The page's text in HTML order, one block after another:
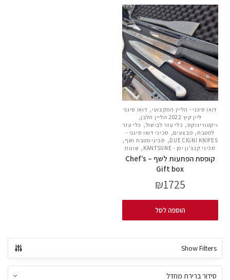
דואו סיגני - הליין המקצועי , דואו סיגני
ליין קיץ 2022 הליין הלבן
,
ויקטורינוקס , כלי עזר לבישול, כלי עזר
למטבח , מבצעים, סכיני דואו סיגני -
DUE CIGNI KNIFES
, סכיני מטבח ושף ,
סכיני קנצ'ון יפן - KANTSUNE , שונות
קופסת הפתעות לשף – Chef’s
Gift box
₪1725
הוספה לסל
Show Filters